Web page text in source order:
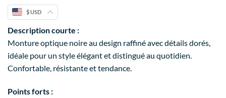
$ USD
Description courte :
Monture optique noire au design raffiné avec détails dorés,
idéale pour un style élégant et distingué au quotidien.
Confortable, résistante et tendance.
Points forts :